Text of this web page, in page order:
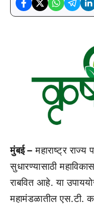
मुंबई – महाराष्ट्र राज्य
सुधारण्यासाठी
राबवित आहे. या
महामंडळातील एस.टी.